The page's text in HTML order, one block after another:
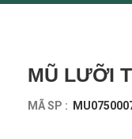
MŨ LƯỠI
MÃ SP :